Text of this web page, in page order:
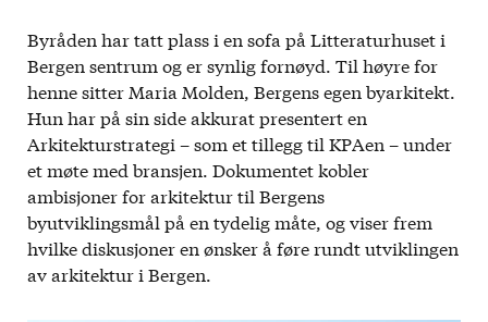
Byråden har tatt plass i en sofa på Litteraturhuset i
Bergen sentrum og er synlig fornøyd. Til høyre for
henne sitter Maria Molden, Bergens egen byarkitekt.
Hun har på sin side akkurat presentert en
Arkitekturstrategi – som et tillegg til KPAen – under
et møte med bransjen. Dokumentet kobler
ambisjoner for arkitektur til Bergens
byutviklingsmål på en tydelig måte, og viser frem
hvilke diskusjoner en ønsker å føre rundt utviklingen
av arkitektur i Bergen.